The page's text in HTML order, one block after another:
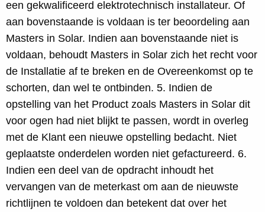
een gekwalificeerd elektrotechnisch installateur. Of
aan bovenstaande is voldaan is ter beoordeling aan
Masters in Solar. Indien aan bovenstaande niet is
voldaan, behoudt Masters in Solar zich het recht voor
de Installatie af te breken en de Overeenkomst op te
schorten, dan wel te ontbinden. 5. Indien de
opstelling van het Product zoals Masters in Solar dit
voor ogen had niet blijkt te passen, wordt in overleg
met de Klant een nieuwe opstelling bedacht. Niet
geplaatste onderdelen worden niet gefactureerd. 6.
Indien een deel van de opdracht inhoudt het
vervangen van de meterkast om aan de nieuwste
richtlijnen te voldoen dan betekent dat over het